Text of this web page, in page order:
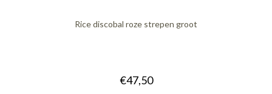
Rice discobal roze strepen groot
€47,50